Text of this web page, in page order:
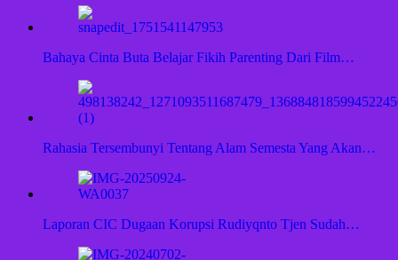
Bahaya Cinta Buta Belajar Fikih Parenting Dari Film…
Rahasia Tersembunyi Tentang Alam Semesta Yang Akan…
Laporan CIC Dugaan Korupsi Rudiyqnto Tjen Sudah…